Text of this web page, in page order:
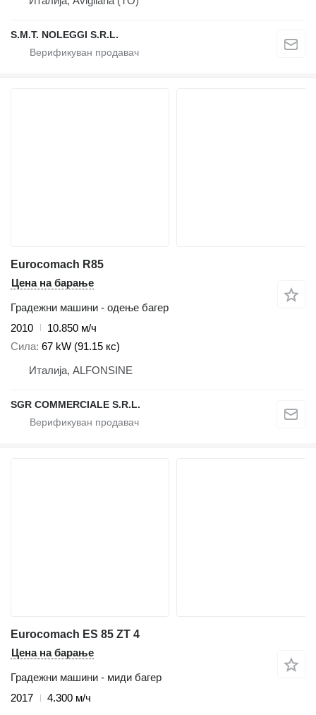
S.M.T. NOLEGGI S.R.L.
Eurocomach R85
Цена на барање
Градежни машини - одење багер
2010
10.850 м/ч
Сила 67 kW (91.15 кс)
Италија, ALFONSINE
SGR COMMERCIALE S.R.L.
Eurocomach ES 85 ZT 4
Цена на барање
Градежни машини - миди багер
2017
4.300 м/ч